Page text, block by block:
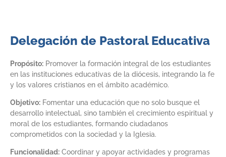
Delegación de Pastoral Educativa
Propósito: Promover la formación integral de los estudiantes
en las instituciones educativas de la diócesis, integrando la fe
y los valores cristianos en el ámbito académico.
Objetivo: Fomentar una educación que no solo busque el
desarrollo intelectual, sino también el crecimiento espiritual y
moral de los estudiantes, formando ciudadanos
comprometidos con la sociedad y la Iglesia.
Funcionalidad: Coordinar y apoyar actividades y programas